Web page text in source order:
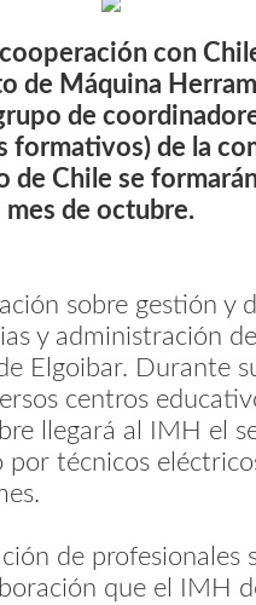
con
de Máquina
de
formativos) de la
de Chile se
mes de octubre.
sobre gestión y
y administración
Elgoibar. Durante
centros
llegará al IMH el
por técnicos
de profesionales
que el IMH